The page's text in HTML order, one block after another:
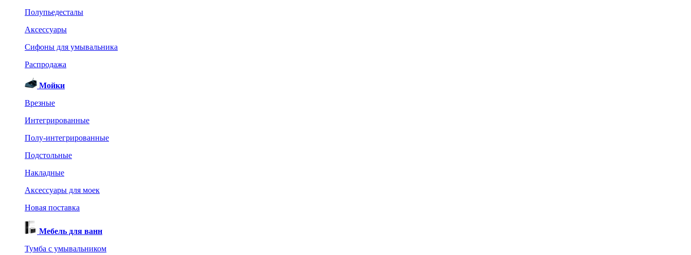
Полупьедесталы
Аксессуары
Сифоны для умывальника
Распродажа
Мойки
Врезные
Интегрированные
Полу-интегрированные
Подстольные
Накладные
Аксессуары для моек
Новая поставка
Мебель для ванн
Тумба с умывальником